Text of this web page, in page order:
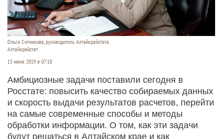
Ольга Ситникова, руководитель Алтайкрайстата.
Алтайкрайстат.
13 июня 2019 в 07:18
Амбициозные задачи поставили сегодня в
Росстате: повысить качество собираемых данных
и скорость выдачи результатов расчетов, перейти
на самые современные способы и методы
обработки информации. О том, как эти задачи
будут решаться в Алтайском крае и как